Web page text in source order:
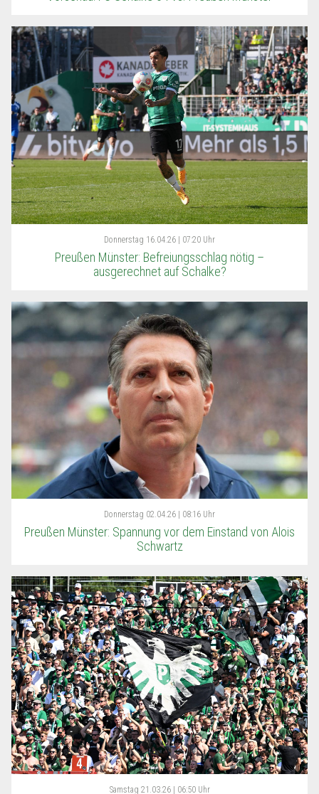
Donnerstag 16.04.26 | 07:20 Uhr
Preußen Münster: Befreiungsschlag nötig –
ausgerechnet auf Schalke?
Donnerstag 02.04.26 | 08:16 Uhr
Preußen Münster: Spannung vor dem Einstand von Alois
Schwartz
Samstag 21.03.26 | 06:50 Uhr